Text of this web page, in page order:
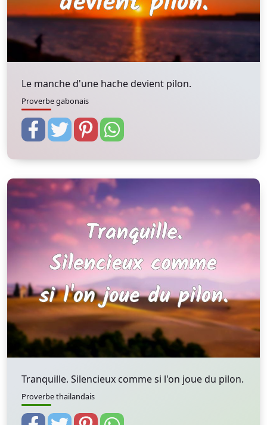
Le manche d'une hache devient pilon.
Proverbe gabonais
Tranquille. Silencieux comme si l'on joue du pilon.
Proverbe thailandais